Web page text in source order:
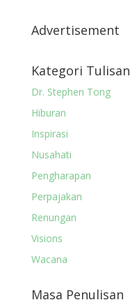
Advertisement
Kategori Tulisan
Dr. Stephen Tong
Hiburan
Inspirasi
Nusahati
Pengharapan
Perpajakan
Renungan
Visions
Wacana
Masa Penulisan